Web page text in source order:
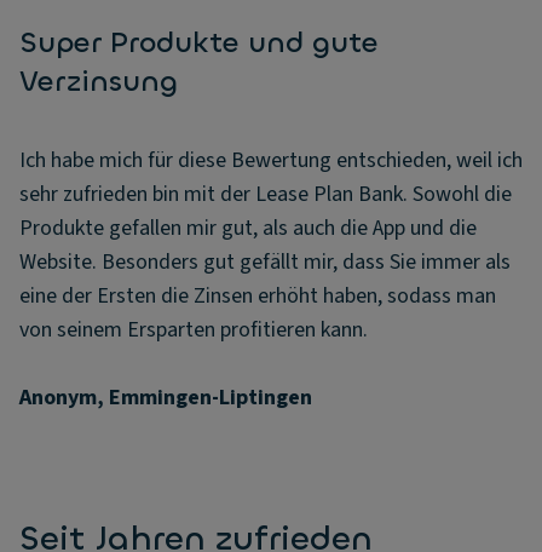
Super Produkte und gute
Verzinsung
Ich habe mich für diese Bewertung entschieden, weil ich
sehr zufrieden bin mit der Lease Plan Bank. Sowohl die
Produkte gefallen mir gut, als auch die App und die
Website. Besonders gut gefällt mir, dass Sie immer als
eine der Ersten die Zinsen erhöht haben, sodass man
von seinem Ersparten profitieren kann.
Anonym, Emmingen-Liptingen
Seit Jahren zufrieden